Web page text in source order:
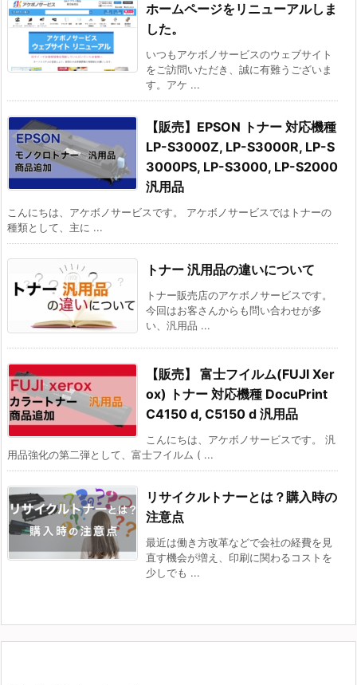
ホームページをリニューアルしま
した。
いつもアケボノサービスのウェブサイト
をご訪問いただき、誠に有難うございま
す。アケ ...
【販売】EPSON トナー 対応機種
LP-S3000Z, LP-S3000R, LP-S
3000PS, LP-S3000, LP-S2000
汎用品
こんにちは、アケボノサービスです。 アケボノサービスではトナーの
種類として、主に ...
トナー 汎用品の違いについて
トナー販売店のアケボノサービスです。
今回はお客さんからも問い合わせが多
い、汎用品 ...
【販売】 富士フイルム(FUJI Xer
ox) トナー 対応機種 DocuPrint
C4150 d, C5150 d 汎用品
こんにちは、アケボノサービスです。 汎
用品強化の第二弾として、富士フイルム ( ...
リサイクルトナーとは？購入時の
注意点
最近は働き方改革などで会社の経費を見
直す機会が増え、印刷に関わるコストを
少しでも ...